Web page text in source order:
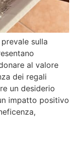
sulla
al valore
dei regali
un desiderio
impatto positivo